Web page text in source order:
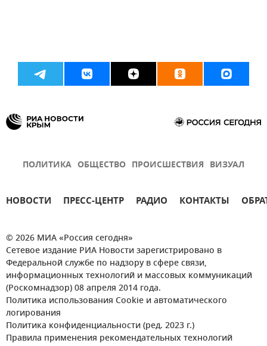
ПОЛИТИКА ОБЩЕСТВО ПРОИСШЕСТВИЯ ВИЗУАЛ
НОВОСТИ ПРЕСС-ЦЕНТР РАДИО КОНТАКТЫ
© 2026 МИА «Россия сегодня»
Сетевое издание РИА Новости зарегистрировано в
Федеральной службе по надзору в сфере связи,
информационных технологий и массовых коммуникаций
(Роскомнадзор) 08 апреля 2014 года.
Политика использования Cookie и автоматического
логирования
Политика конфиденциальности (ред. 2023 г.)
Правила применения рекомендательных технологий